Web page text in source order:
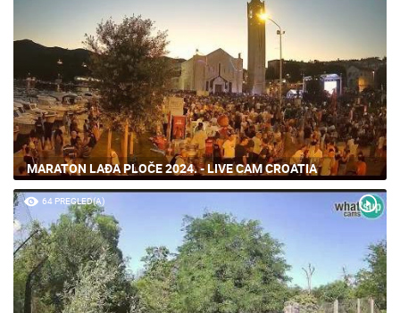
MARATON LAĐA PLOČE 2024. - LIVE CAM CROATIA
64 PREGLED(A)